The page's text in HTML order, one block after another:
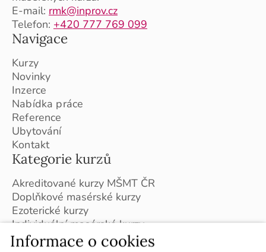
E-mail: rmk@inprov.cz
Telefon: +420 777 769 099
Navigace
Kurzy
Novinky
Inzerce
Nabídka práce
Reference
Ubytování
Kontakt
Kategorie kurzů
Akreditované kurzy MŠMT ČR
Doplňkové masérské kurzy
Ezoterické kurzy
Individuální masérské kurzy
Masérské kurzy - Slovensko
Informace o cookies